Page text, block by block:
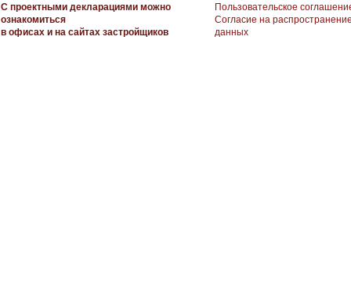
С проектными декларациями можно
ознакомиться
в офисах и на сайтах застройщиков
Пользовательское
Согласие на
данных